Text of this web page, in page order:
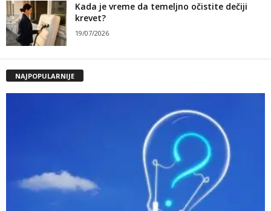
Kada je vreme da temeljno očistite dečiji
krevet?
19/07/2026
NAJPOPULARNIJE